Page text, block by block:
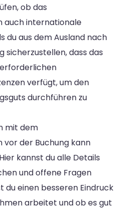
ob das
auch internationale
du aus dem Ausland nach
sicherzustellen, dass das
verfügt, um den
durchführen zu
mit dem
der Buchung kann
kannst du alle Details
und offene Fragen
du einen besseren Eindruck
arbeitet und ob es gut